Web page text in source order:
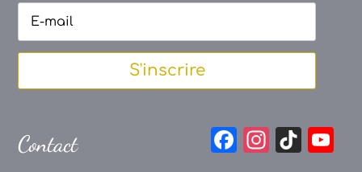
S'inscrire
Contact
F
In Ti